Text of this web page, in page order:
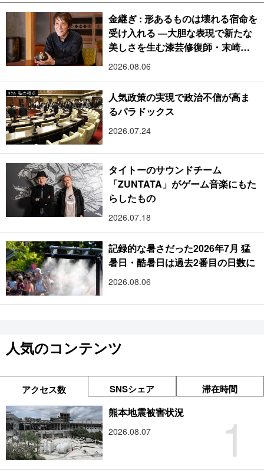
金継ぎ : 形あるものは壊れる宿命を
受け入れる ―大胆な表現で新たな
美しさを生む漆芸修復師・末崎広
樹
2026.08.06
人気政策の実現で政治不信が高ま
るパラドックス
2026.07.24
タイトーのサウンドチーム
「ZUNTATA」がゲーム音楽にもた
らしたもの
2026.07.18
記録的な暑さだった2026年7月 猛
暑日・酷暑日は過去2番目の日数に
2026.08.06
人気のコンテンツ
アクセス数 SNSシェア 滞在時間
1
熊本地震被害状況
2026.08.07